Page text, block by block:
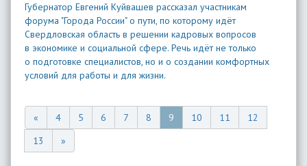
Губернатор Евгений Куйвашев рассказал участникам
форума "Города России" о пути, по которому идёт
Свердловская область в решении кадровых вопросов
в экономике и социальной сфере. Речь идёт не только
о подготовке специалистов, но и о создании комфортных
условий для работы и для жизни.
« 4 5 6 7 8 9 10 11
12
13
»